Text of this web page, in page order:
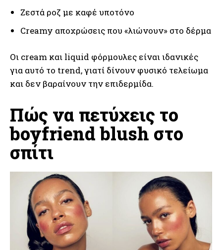
Ζεστά ροζ με καφέ υποτόνο
Creamy αποχρώσεις που «λιώνουν» στο δέρμα
Οι cream και liquid φόρμουλες είναι ιδανικές
για αυτό το trend, γιατί δίνουν φυσικό τελείωμα
και δεν βαραίνουν την επιδερμίδα.
Πώς να πετύχεις το
boyfriend blush στο
σπίτι